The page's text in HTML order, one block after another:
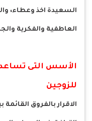
السعيدة اخذ وعطاء،
العاطفية والفكرية
الأسس التى
للزوجين
الاقرار بالفروق القائمة